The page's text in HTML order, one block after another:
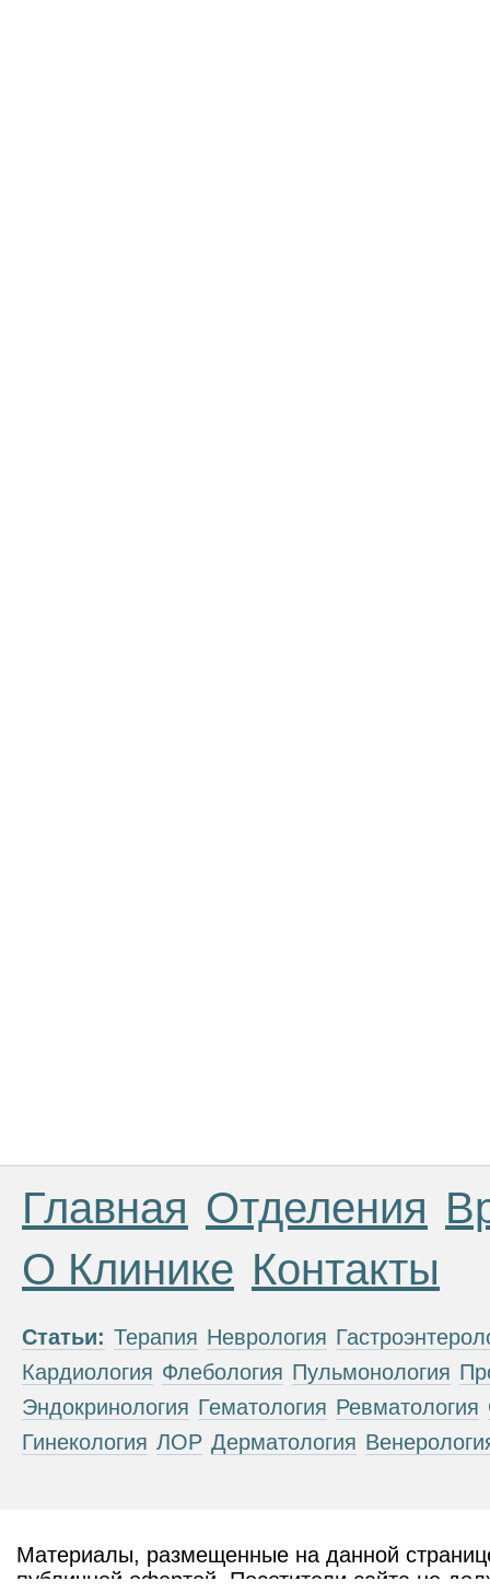
Главная Отделения
О Клинике Контакты
Статьи: Терапия Неврология
Кардиология Флебология Пульмонология
Эндокринология Гематология Ревматология
Гинекология ЛОР Дерматология
Материалы, размещенные на данной
публичной офертой. Посетители сайта не